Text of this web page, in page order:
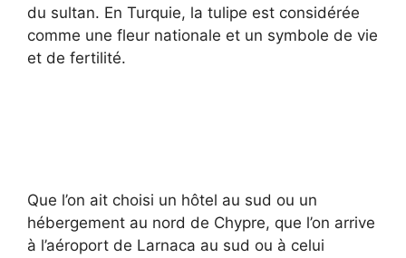
du sultan. En Turquie, la tulipe est considérée
comme une fleur nationale et un symbole de vie
et de fertilité.
Que l’on ait choisi un hôtel au sud ou un
hébergement au nord de Chypre, que l’on arrive
à l’aéroport de Larnaca au sud ou à celui